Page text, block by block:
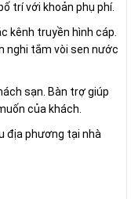
trí với khoản phụ phí.
kênh truyền hình cáp.
nghi tắm vòi sen nước
sạn. Bàn trợ giúp
của khách.
địa phương tại nhà